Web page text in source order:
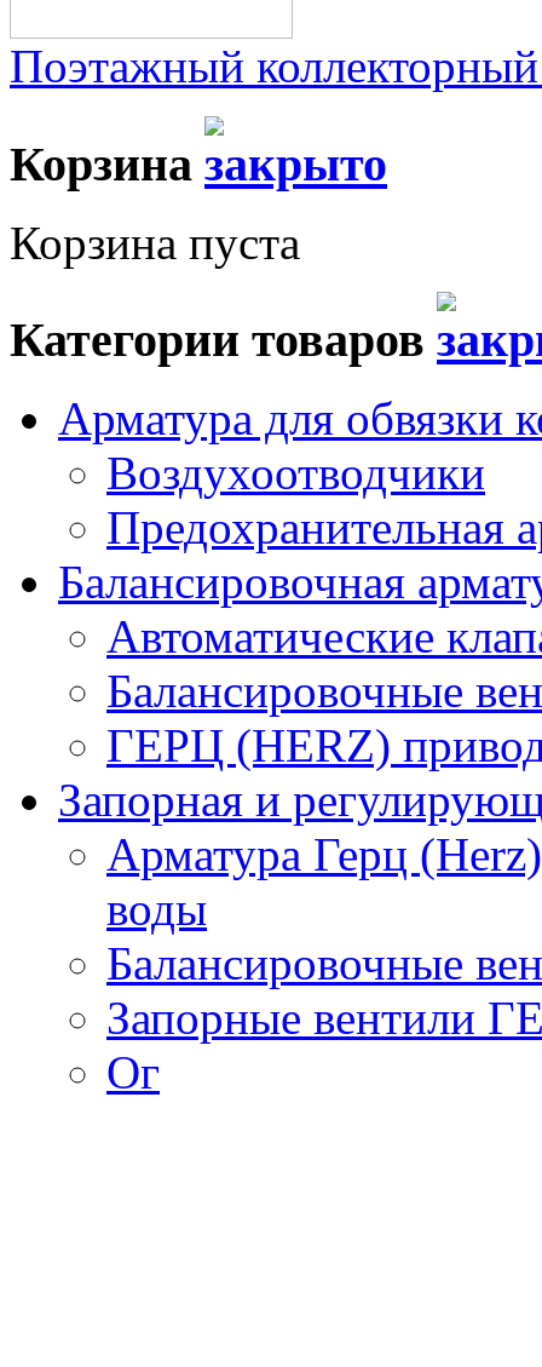
Поэтажный
Корзина
Корзина пуста
Категории товаров
Арматура для обвязки
Воздухоотводчики
Предохранительная
Балансировочная
Автоматические
Балансировочные
ГЕРЦ (HERZ)
Запорная и
Арматура Герц
воды
Балансировочные
Запорные вентили
Ог